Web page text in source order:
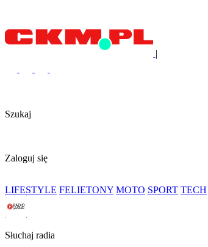
|
Szukaj
Zaloguj się
LIFESTYLE FELIETONY MOTO SPORT TECH
Słuchaj radia